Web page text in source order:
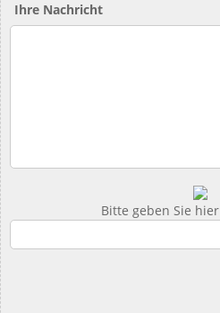
Ihre Nachricht
Bitte geben Sie